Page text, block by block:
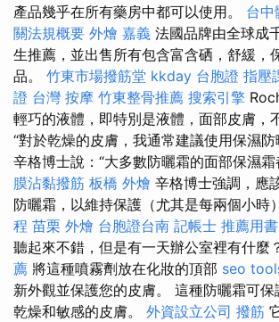
產品幾乎在所有藥房中都可以使用。 台中
關法規概要 外燴 嘉義 法國品牌由全球成
生推薦，並出售所有包含富含硒，舒緩，
品。 竹東市場撥筋堂 kkday 台胞證 指壓
證 台灣 按摩 竹東整骨推薦 搜索引擎
輕巧的液體，即特別是液體，面部皮膚，
“對於乾燥的皮膚，我通常建議使用保濕防
辛格博士說：“大多數防曬霜的面部保濕霜
膜沾黏撥筋 板橋 外燴 辛格博士強調，應
防曬霜，以維持保護（尤其是每兩個小時
程 苗栗 外燴 台胞證台南 記帳士 推薦用書
聽起來不錯，但是有一天辦公室裡有什麼
薦 將這種噴霧劑放在化妝的頂部 seo
新外觀並保護您的皮膚。 這種防曬霜可
乾燥和敏感的皮膚。 外資設立公司 撥筋